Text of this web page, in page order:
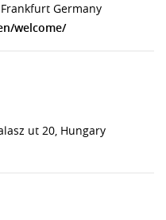
Germany
welcome/
ut 20, Hungary